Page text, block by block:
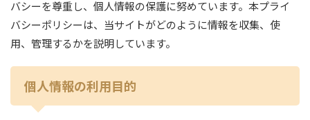
バシーを尊重し、個人情報の保護に努めています。本プライ
バシーポリシーは、当サイトがどのように情報を収集、使
用、管理するかを説明しています。
個人情報の利用目的